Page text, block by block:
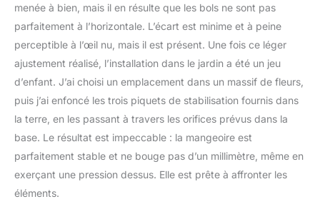
menée à bien, mais il en résulte que les bols ne sont pas
parfaitement à l’horizontale. L’écart est minime et à peine
perceptible à l’œil nu, mais il est présent. Une fois ce léger
ajustement réalisé, l’installation dans le jardin a été un jeu
d’enfant. J’ai choisi un emplacement dans un massif de fleurs,
puis j’ai enfoncé les trois piquets de stabilisation fournis dans
la terre, en les passant à travers les orifices prévus dans la
base. Le résultat est impeccable : la mangeoire est
parfaitement stable et ne bouge pas d’un millimètre, même en
exerçant une pression dessus. Elle est prête à affronter les
éléments.